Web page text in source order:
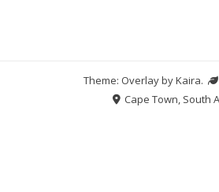
Theme: Overlay byKaira.
Cape Town, South